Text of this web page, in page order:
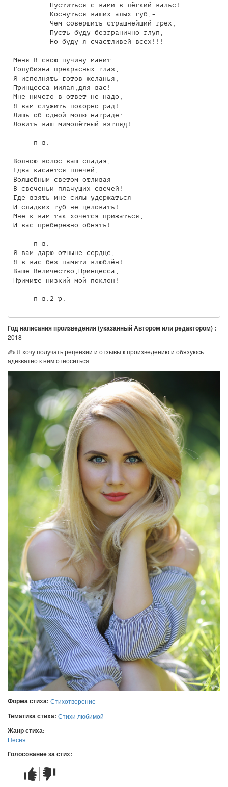
         Пуститься с вами в лёгкий вальс!
         Коснуться ваших алых губ,-
         Чем совершить страшнейший грех,
         Пусть буду безгранично глуп,-
         Но буду я счастливей всех!!!
Меня В свою пучину манит
Голубизна прекрасных глаз,
Я исполнять готов желанья,
Принцесса милая,для вас!
Мне ничего в ответ не надо,-
Я вам служить покорно рад!
Лишь об одной молю награде:
Ловить ваш мимолётный взгляд!
     п-в.
Волною волос ваш спадая,
Едва касается плечей,
Волшебным светом отливая
В свеченьи плачущих свечей!
Где взять мне силы удержаться
И сладких губ не целовать!
Мне к вам так хочется прижаться,
И вас пребережно обнять!
     п-в.
Я вам дарю отныне сердце,-
Я в вас без памяти влюблён!
Ваше Величество,Принцесса,
Примите низкий мой поклон!
Год написания произведения (указанный Автором или редактором) :
2018
✍ Я хочу получать рецензии и отзывы к произведению и обязуюсь
адекватно к ним относиться
Форма стиха: Стихотворение
Тематика стиха: Стихи любимой
Жанр стиха:
Песня
Голосование за стих:
Стих
понравился
Стих
не